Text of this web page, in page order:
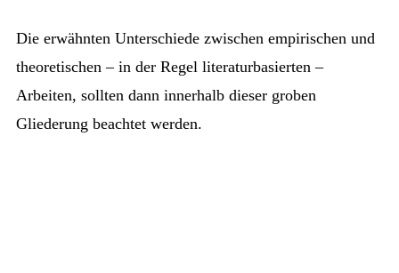
Die erwähnten Unterschiede zwischen empirischen und
theoretischen – in der Regel literaturbasierten –
Arbeiten, sollten dann innerhalb dieser groben
Gliederung beachtet werden.